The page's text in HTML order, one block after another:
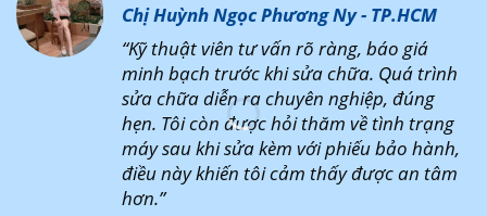
Chị Huỳnh Ngọc Phương Ny - TP.HCM
“Kỹ thuật viên tư vấn rõ ràng, báo giá
minh bạch trước khi sửa chữa. Quá trình
sửa chữa diễn ra chuyên nghiệp, đúng
hẹn. Tôi còn được hỏi thăm về tình trạng
máy sau khi sửa kèm với phiếu bảo hành,
điều này khiến tôi cảm thấy được an tâm
hơn.”